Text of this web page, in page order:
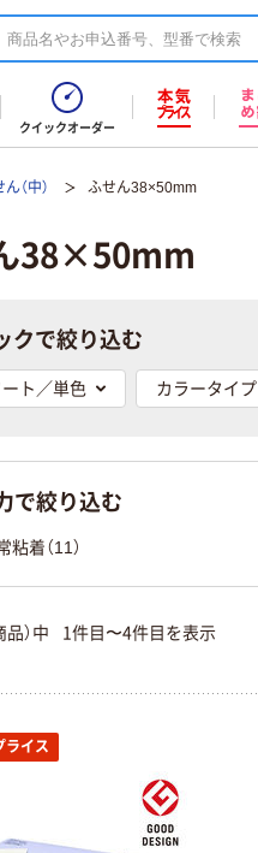
クイックオーダー
（中） ふせん38×50mm
38×50mm
クで絞り込む
ト／単色 カラータイプ
で絞り込む
粘着（11）
品）中 1件目〜4件目を表示
ライス